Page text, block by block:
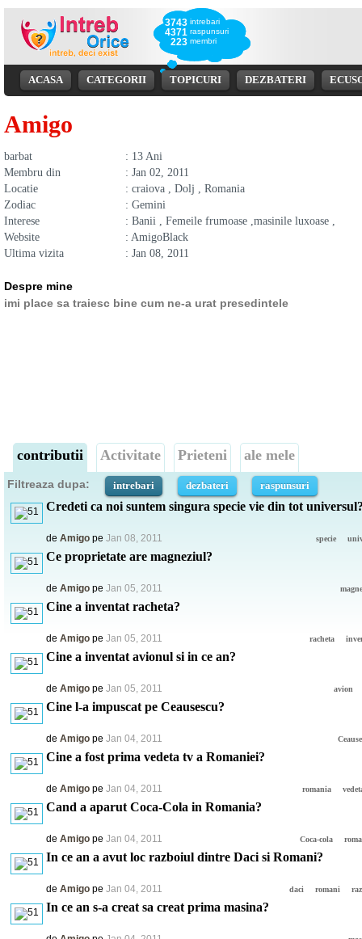
3743
4371
223
intrebari
raspunsuri
membri
ACASA CATEGORII TOPICURI DEZBATERI
Amigo
barbat
: 13 Ani
Membru din
: Jan 02, 2011
Locatie
: craiova , Dolj , Romania
Zodiac
: Gemini
Interese
: Banii , Femeile frumoase ,masinile luxoase ,
Website
: AmigoBlack
Ultima vizita
: Jan 08, 2011
Despre mine
imi place sa traiesc bine cum ne-a urat presedintele
contributii Activitate Prieteni ale mele
Filtreaza dupa: intrebari dezbateri raspunsuri
Credeti ca noi suntem singura specie vie din tot
de Amigo pe Jan 08, 2011 specie
Ce proprietate are magneziul?
de Amigo pe Jan 05, 2011
Cine a inventat racheta?
de Amigo pe Jan 05, 2011 racheta
Cine a inventat avionul si in ce an?
de Amigo pe Jan 05, 2011 avion
Cine l-a impuscat pe Ceausescu?
de Amigo pe Jan 04, 2011
Cine a fost prima vedeta tv a Romaniei?
de Amigo pe Jan 04, 2011 romania
Cand a aparut Coca-Cola in Romania?
de Amigo pe Jan 04, 2011 Coca-cola
In ce an a avut loc razboiul dintre Daci si Romani?
de Amigo pe Jan 04, 2011 daci romani
In ce an s-a creat sa creat prima masina?